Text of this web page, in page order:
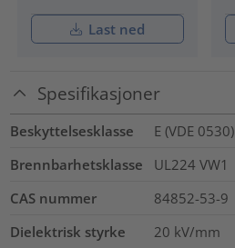
Last ned
Spesifikasjoner
Beskyttelsesklasse
E (VDE 0530)
Brennbarhetsklasse
UL224 VW1
CAS nummer
84852-53-9
Dielektrisk styrke
20 kV/mm